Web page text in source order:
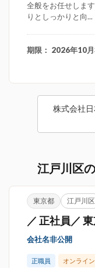
全般をお任せしま
りとしっかりと向...
期限： 2026年10
株式会社
江戸川区
東京都 江戸川区
／ 正社員／
会社名非公開
正職員 オンライ